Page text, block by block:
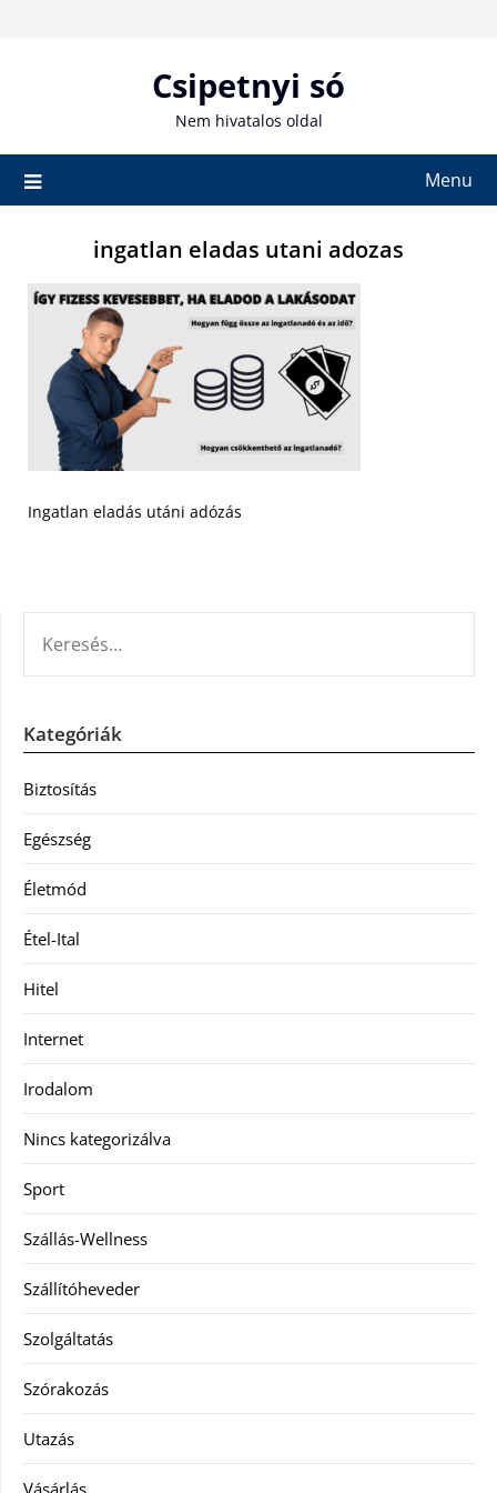
Csipetnyi só
Nem hivatalos oldal
Menu
ingatlan eladas utani adozas
Ingatlan eladás utáni adózás
Kategóriák
Biztosítás
Egészség
Életmód
Étel-Ital
Hitel
Internet
Irodalom
Nincs kategorizálva
Sport
Szállás-Wellness
Szállítóheveder
Szolgáltatás
Szórakozás
Utazás
Vásárlás